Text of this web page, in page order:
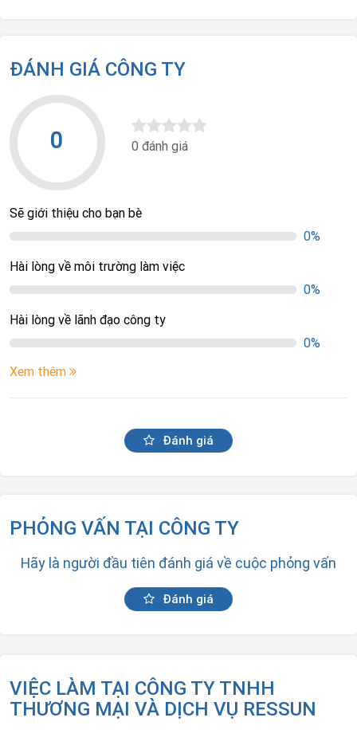
ĐÁNH GIÁ CÔNG TY
0 0 đánh giá
Sẽ giới thiệu cho bạn bè
0%
Hài lòng về môi trường làm việc
0%
Hài lòng về lãnh đạo công ty
0%
Xem thêm
Đánh giá
PHỎNG VẤN TẠI CÔNG TY
Hãy là người đầu tiên đánh giá về cuộc phỏng vấn
Đánh giá
VIỆC LÀM TẠI CÔNG TY TNHH
THƯƠNG MẠI VÀ DỊCH VỤ RESSUN